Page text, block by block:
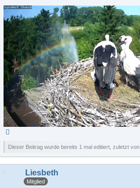
Dieser Beitrag wurde bereits 1 mal editiert, zuletzt von
Liesbeth
Mitglied